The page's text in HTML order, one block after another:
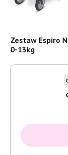
Zestaw Espiro
0-13kg